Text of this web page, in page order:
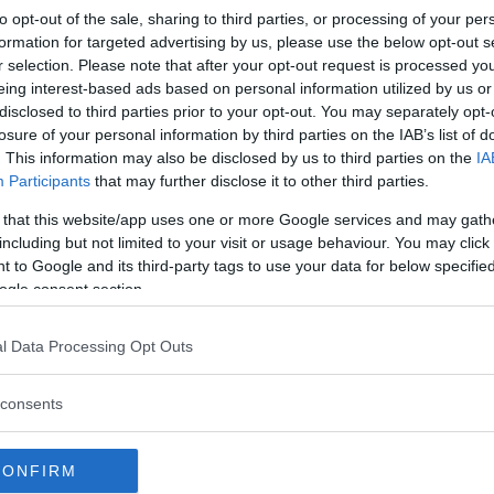
opt-out of the sale, sharing to third parties, or processing of your
for targeted advertising by us, please use the below opt-out
selection. Please note that after your opt-out request is processed
interest-based ads based on personal information utilized by us
to third parties prior to your opt-out. You may separately
of your personal information by third parties on the IAB’s list of
This information may also be disclosed by us to third parties on the
Participants that may further disclose it to other third parties.
that this website/app uses one or more Google services and may
but not limited to your visit or usage behaviour. You may
to Google and its third-party tags to use your data for below
consent section.
Data Processing Opt Outs
119 g CO2/km för Varianten.
är en ny 105 hk stark 1,6-liters TDI motor med
12,4 respektive 12,7 sekunder och toppfarten är
finnas tillgänglig för beställning från september.
(sedan) och 258 000 kronor (Variant).